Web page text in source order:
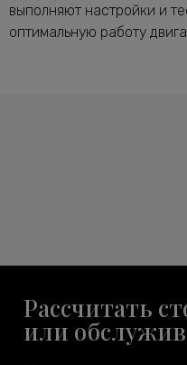
выполняют настройки и
оптимальную работу
Рассчитать
или